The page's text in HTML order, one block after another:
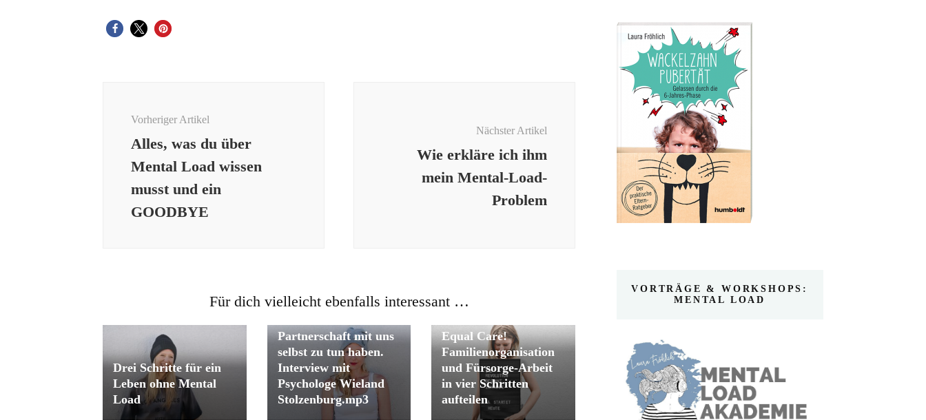
Vorheriger Artikel
Alles, was du über
Mental Load wissen
musst und ein
GOODBYE
Nächster Artikel
Wie erkläre ich ihm
mein Mental-Load-
Problem
Für dich vielleicht ebenfalls interessant …
Drei Schritte für ein
Leben ohne Mental
Load
Partnerschaft mit uns
selbst zu tun haben.
Interview mit
Psychologe Wieland
Stolzenburg.mp3
Equal Care!
Familienorganisation
und Fürsorge-Arbeit
in vier Schritten
aufteilen
VORTRÄGE & WORKSHOPS:
MENTAL LOAD